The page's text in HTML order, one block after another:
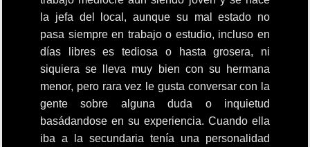
la jefa del local, aunque su mal estado no
pasa siempre en trabajo o estudio, incluso en
días libres es tediosa o hasta grosera, ni
siquiera se lleva muy bien con su hermana
menor, pero rara vez le gusta conversar con la
gente sobre alguna duda o inquietud
basádandose en su experiencia. Cuando ella
iba a la secundaria tenía una personalidad